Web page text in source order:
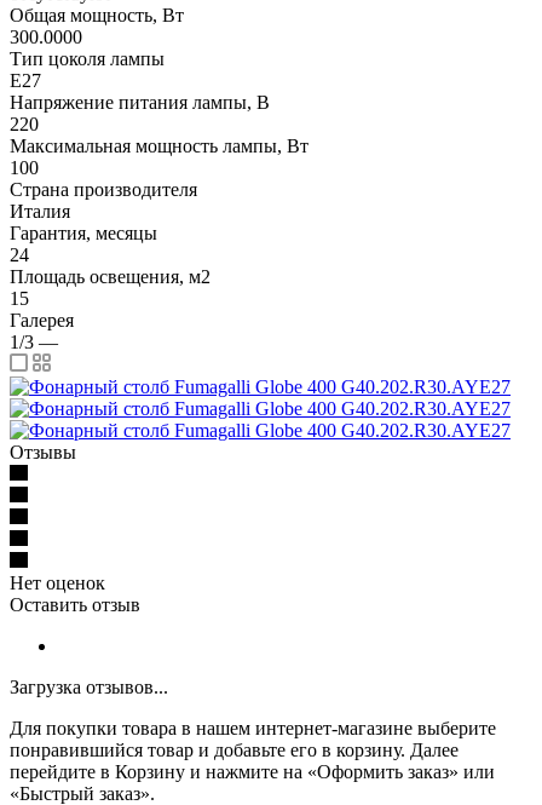
Общая мощность, Вт
300.0000
Тип цоколя лампы
E27
Напряжение питания лампы, В
220
Максимальная мощность лампы, Вт
100
Страна производителя
Италия
Гарантия, месяцы
24
Площадь освещения, м2
15
Галерея
1/3 —
Отзывы
Нет оценок
Оставить отзыв
Загрузка отзывов...
Для покупки товара в нашем интернет-магазине выберите
понравившийся товар и добавьте его в корзину. Далее
перейдите в Корзину и нажмите на «Оформить заказ» или
«Быстрый заказ».